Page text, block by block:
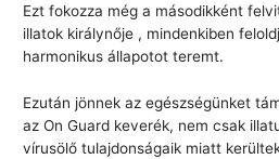
Ezt fokozza még a másodikként
illatok királynője , mindenkiben
harmonikus állapotot teremt.
Ezután jönnek az egészségünket
az On Guard keverék, nem csak
vírusölő tulajdonságaik miatt